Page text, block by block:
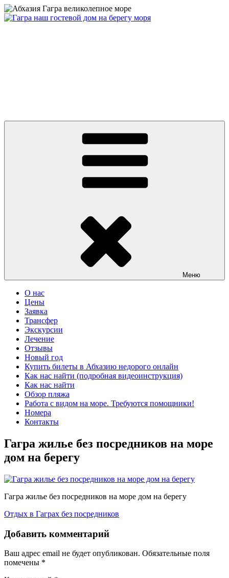
Перейти
к
Меню
О нас
Цены
Заявка
Трансфер
Экскурсии
Лечение
Отзывы
Новый год
Купить билеты в Абхазию недорого онлайн
Как нас найти (подробная видеоинструкция)
Как нас найти
Обзор пляжа
Работа с видом на море. Требуются помощники!
Номера
Контакты
Гагра жилье без посредников на море
дом на берегу
Гагра жилье без посредников на море дом на берегу
Отдых в Гаграх без посредников
Добавить комментарий
Ваш адрес email не будет опубликован. Обязательные поля
помечены *